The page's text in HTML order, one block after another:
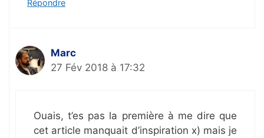
Répondre
Marc
27 Fév 2018 à 17:32
Ouais, t’es pas la première à me dire que
cet article manquait d’inspiration x) mais je